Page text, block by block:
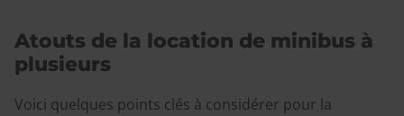
Atouts de la location de minibus à
plusieurs
Voici quelques points clés à considérer pour la